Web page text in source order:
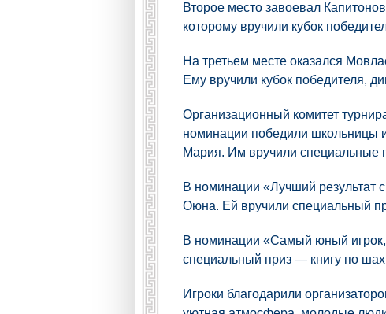
Второе место завоевал
которому вручили кубок
На третьем месте оказался
Ему вручили кубок победителя,
Организационный комитет
номинации победили школьницы
Мария. Им вручили
В номинации «Лучший результат
Оюна. Ей вручили специальный
В номинации «Самый юный
специальный приз — книгу по
Игроки благодарили